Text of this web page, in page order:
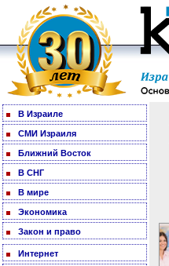
В Израиле
СМИ Израиля
Ближний Восток
В СНГ
В мире
Экономика
Закон и право
Интернет